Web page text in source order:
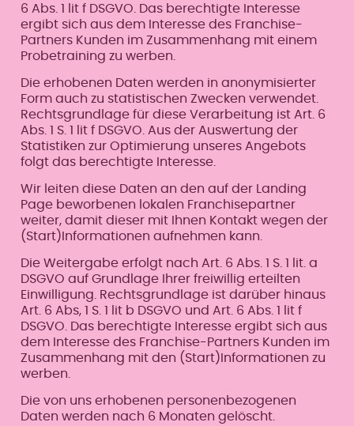
6 Abs. 1 lit f DSGVO. Das berechtigte Interesse
ergibt sich aus dem Interesse des Franchise-
Partners Kunden im Zusammenhang mit einem
Probetraining zu werben.
Die erhobenen Daten werden in anonymisierter
Form auch zu statistischen Zwecken verwendet.
Rechtsgrundlage für diese Verarbeitung ist Art. 6
Abs. 1 S. 1 lit f DSGVO. Aus der Auswertung der
Statistiken zur Optimierung unseres Angebots
folgt das berechtigte Interesse.
Wir leiten diese Daten an den auf der Landing
Page beworbenen lokalen Franchisepartner
weiter, damit dieser mit Ihnen Kontakt wegen der
(Start)Informationen aufnehmen kann.
Die Weitergabe erfolgt nach Art. 6 Abs. 1 S. 1 lit. a
DSGVO auf Grundlage Ihrer freiwillig erteilten
Einwilligung. Rechtsgrundlage ist darüber hinaus
Art. 6 Abs, 1 S. 1 lit b DSGVO und Art. 6 Abs. 1 lit f
DSGVO. Das berechtigte Interesse ergibt sich aus
dem Interesse des Franchise-Partners Kunden im
Zusammenhang mit den (Start)Informationen zu
werben.
Die von uns erhobenen personenbezogenen
Daten werden nach 6 Monaten gelöscht.